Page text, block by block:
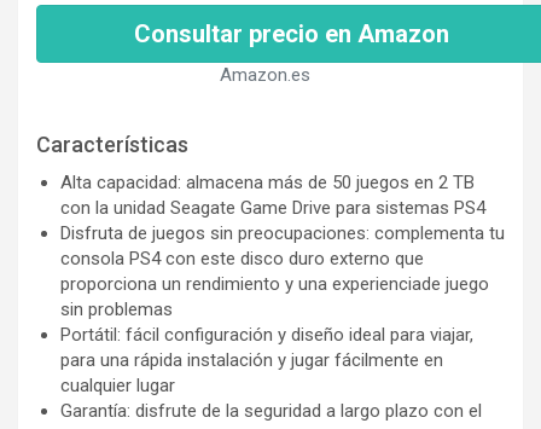
Consultar precio en Amazon
Amazon.es
Características
Alta capacidad: almacena más de 50 juegos en 2 TB
con la unidad Seagate Game Drive para sistemas PS4
Disfruta de juegos sin preocupaciones: complementa tu
consola PS4 con este disco duro externo que
proporciona un rendimiento y una experienciade juego
sin problemas
Portátil: fácil configuración y diseño ideal para viajar,
para una rápida instalación y jugar fácilmente en
cualquier lugar
Garantía: disfrute de la seguridad a largo plazo con el